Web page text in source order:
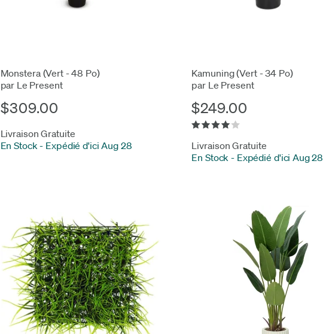
Monstera (Vert - 48 Po)
par Le Present
$309.00
Livraison Gratuite
En Stock - Expédié d'ici Aug 28
Kamuning (Vert - 34 Po)
par Le Present
$249.00
Livraison Gratuite
En Stock - Expédié d'ici Aug 28